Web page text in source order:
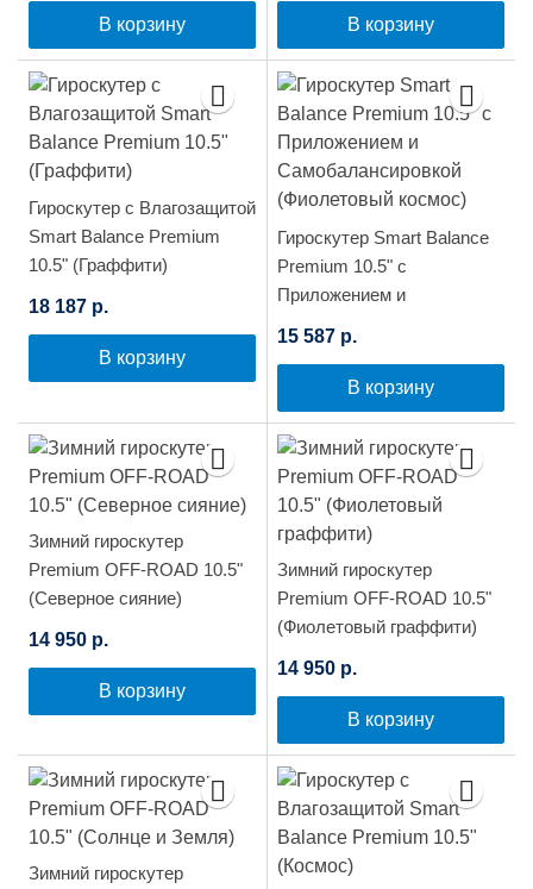
В корзину В корзину
Гироскутер с Влагозащитой
Smart Balance Premium
10.5" (Граффити)
18 187 р.
В корзину
Гироскутер Smart Balance
Premium 10.5" с
Приложением и
(Фиолетовый космос)
15 587 р.
В корзину
Зимний гироскутер
Premium OFF-ROAD 10.5"
(Северное сияние)
14 950 р.
В корзину
Зимний гироскутер
Premium OFF-ROAD 10.5"
(Фиолетовый граффити)
14 950 р.
В корзину
Зимний гироскутер